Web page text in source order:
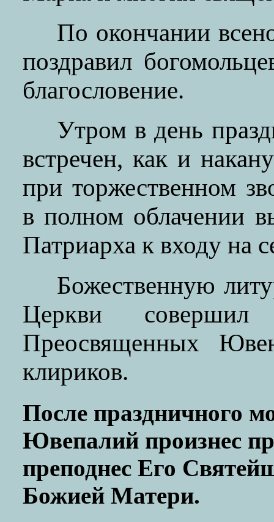
По окончании
поздравил
благословение.
Утром в день
встречен, как и
при торжественном
в полном облачении
Патриарха к входу на
Божественную
Церкви
Преосвященных
клириков.
После праздничного
Ювепалий произнес
преподнес Его
Божией Матери.